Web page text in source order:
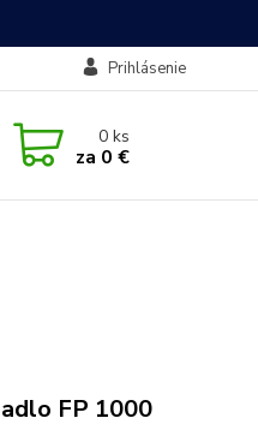
Prihlásenie
0ks
za 0 €
FP 1000